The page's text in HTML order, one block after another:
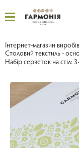
Інтернет-магазин
Столовий текстиль -
Набір серветок на стіл: